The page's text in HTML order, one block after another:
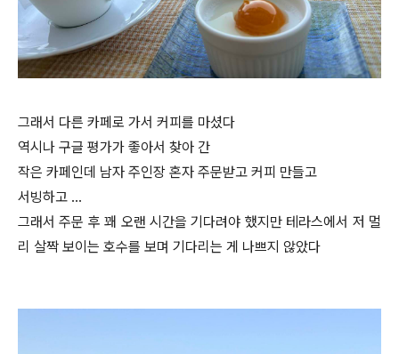
그래서 다른 카페로 가서 커피를 마셨다
역시나 구글 평가가 좋아서 찾아 간
작은 카페인데 남자 주인장 혼자 주문받고 커피 만들고
서빙하고 …
그래서 주문 후 꽤 오랜 시간을 기다려야 했지만 테라스에서 저 멀
리 살짝 보이는 호수를 보며 기다리는 게 나쁘지 않았다